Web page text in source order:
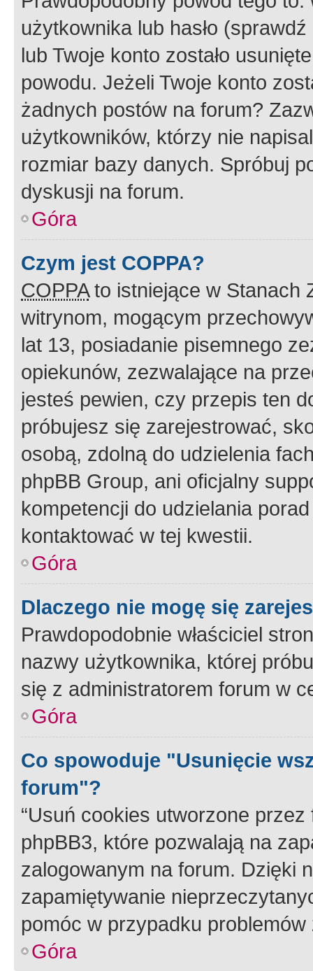
użytkownika lub hasło
lub Twoje konto zostało
powodu. Jeżeli Twoje konto
żadnych postów na forum?
użytkowników, którzy nie
rozmiar bazy danych. Spróbuj
dyskusji na forum.
Góra
Czym jest COPPA?
COPPAto istniejące w Stanach
witrynom, mogącym
lat 13, posiadanie pisemnego
opiekunów, zezwalające na
jesteś pewien, czy przepis ten
próbujesz się zarejestrować,
osobą, zdolną do udzielenia
phpBB Group, ani oficjalny
kompetencji do udzielania
kontaktować w tej kwestii.
Góra
Dlaczego nie mogę się
Prawdopodobnie właściciel
nazwy użytkownika, której
się z administratorem forum w
Góra
Co spowoduje "Usunięcie
forum"?
“Usuń cookies utworzone
phpBB3, które pozwalają na
zalogowanym na forum. Dzięki
zapamiętywanie
pomóc w przypadku
Góra